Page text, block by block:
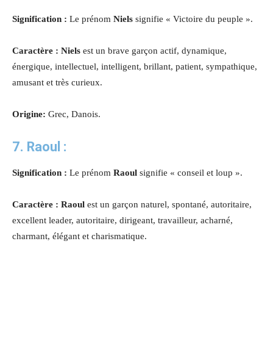
Signification : Le prénom Niels signifie « Victoire du peuple ».
Caractère : Niels est un brave garçon actif, dynamique,
énergique, intellectuel, intelligent, brillant, patient, sympathique,
amusant et très curieux.
Origine: Grec, Danois.
7. Raoul :
Signification : Le prénom Raoul signifie « conseil et loup ».
Caractère : Raoul est un garçon naturel, spontané, autoritaire,
excellent leader, autoritaire, dirigeant, travailleur, acharné,
charmant, élégant et charismatique.